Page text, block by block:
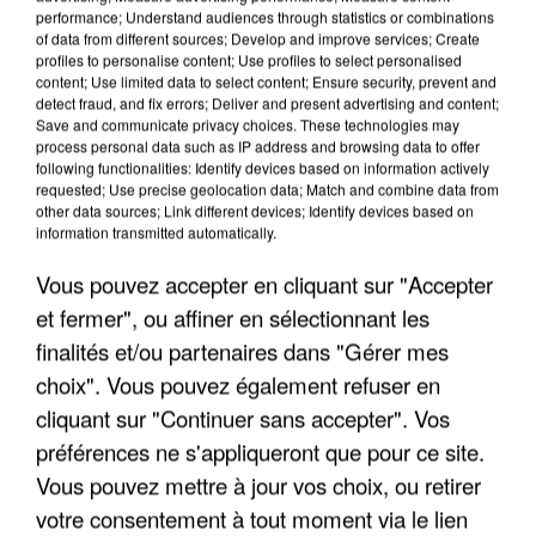
UNE TOURISTE DE L’OISE EMPORTÉE PAR UNE
COULÉE DE BOUE EN HAUTE-SAVOIE
performance; Understand audiences through statistics or combinations
of data from different sources; Develop and improve services; Create
profiles to personalise content; Use profiles to select personalised
content; Use limited data to select content; Ensure security, prevent and
detect fraud, and fix errors; Deliver and present advertising and content;
Save and communicate privacy choices. These technologies may
process personal data such as IP address and browsing data to offer
following functionalities: Identify devices based on information actively
requested; Use precise geolocation data; Match and combine data from
other data sources; Link different devices; Identify devices based on
information transmitted automatically.
Vous pouvez accepter en cliquant sur "Accepter
et fermer", ou affiner en sélectionnant les
finalités et/ou partenaires dans "Gérer mes
choix". Vous pouvez également refuser en
cliquant sur "Continuer sans accepter". Vos
préférences ne s'appliqueront que pour ce site.
Vous pouvez mettre à jour vos choix, ou retirer
votre consentement à tout moment via le lien